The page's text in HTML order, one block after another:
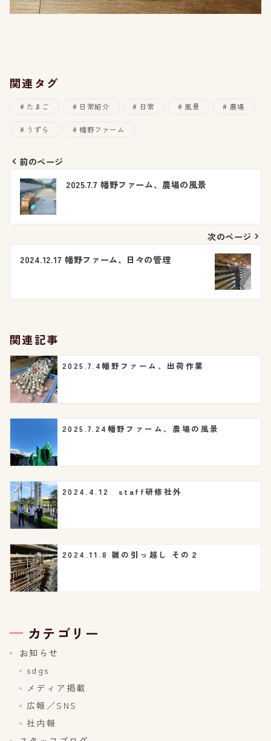
関連タグ
たまご 日常紹介 日常 風景 農場
うずら 幡野ファーム
投
稿
ビ
シ
ョ
ン
前のページ
2025.7.7 幡野ファーム、農場の風景
次のページ
2024.12.17 幡野ファーム、日々の管理
関連記事
2025.7.4幡野ファーム、出荷作業
2025.7.24幡野ファーム、農場の風景
2024.4.12 staff研修社外
2024.11.8 雛の引っ越し その２
カテゴリー
お知らせ
sdgs
メディア掲載
広報／SNS
社内報